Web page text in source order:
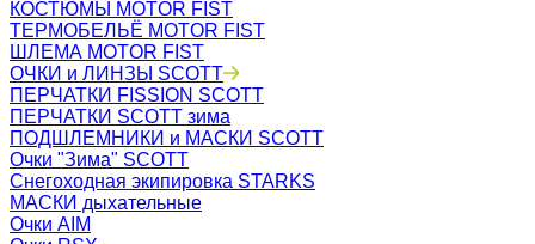
КОСТЮМЫ MOTOR FIST
ТЕРМОБЕЛЬЁ MOTOR FIST
ШЛЕМА MOTOR FIST
ОЧКИ и ЛИНЗЫ SCOTT
ПЕРЧАТКИ FISSION SCOTT
ПЕРЧАТКИ SCOTT зима
ПОДШЛЕМНИКИ и МАСКИ SCOTT
Очки "Зима" SCOTT
Снегоходная экипировка STARKS
МАСКИ дыхательные
Очки AIM